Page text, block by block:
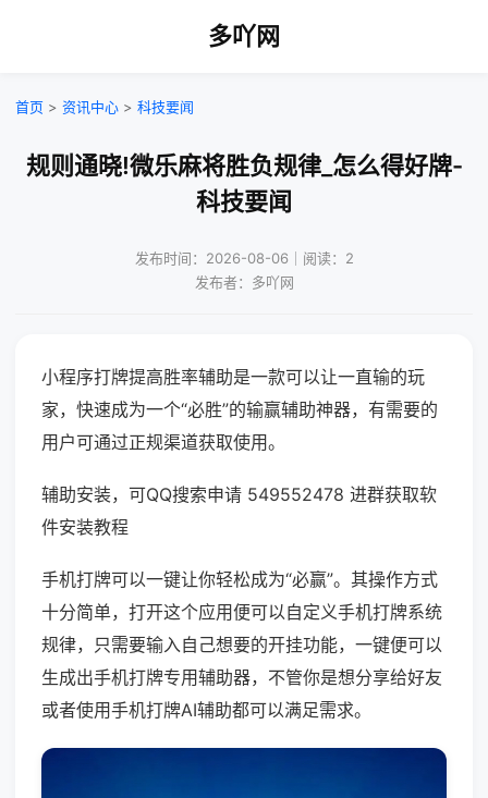
多吖网
首页 > 资讯中心 > 科技要闻
规则通晓!微乐麻将胜负规律_怎么得好牌-
科技要闻
发布时间：2026-08-06｜阅读：2
发布者：多吖网
小程序打牌提高胜率辅助是一款可以让一直输的玩
家，快速成为一个“必胜”的输赢辅助神器，有需要的
用户可通过正规渠道获取使用。
辅助安装，可QQ搜索申请 549552478 进群获取软
件安装教程
手机打牌可以一键让你轻松成为“必赢”。其操作方式
十分简单，打开这个应用便可以自定义手机打牌系统
规律，只需要输入自己想要的开挂功能，一键便可以
生成出手机打牌专用辅助器，不管你是想分享给好友
或者使用手机打牌AI辅助都可以满足需求。